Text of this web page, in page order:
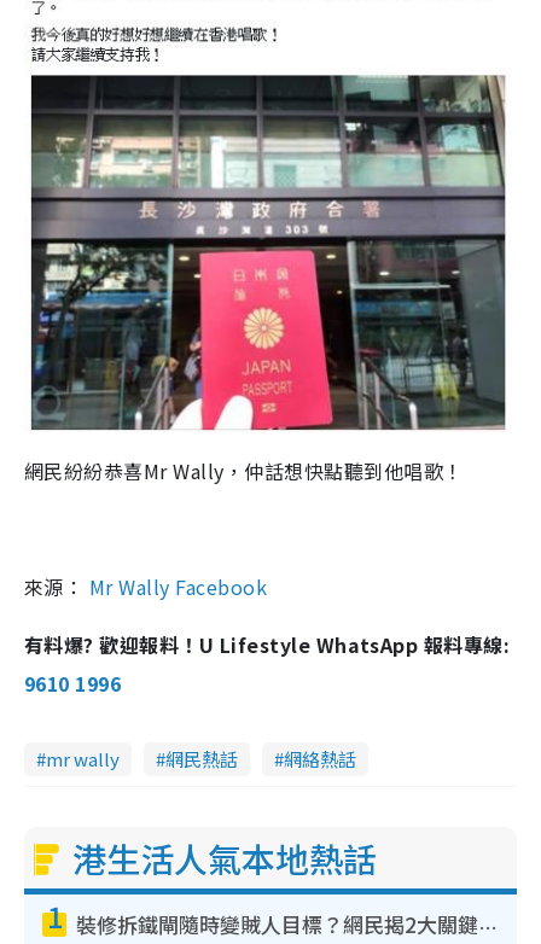
網民紛紛恭喜Mr Wally，仲話想快點聽到他唱歌！
來源： Mr Wally Facebook
有料爆? 歡迎報料！U Lifestyle WhatsApp 報料專線:
9610 1996
mr wally 網民熱話 網絡熱話
港生活人氣本地熱話
1 裝修拆鐵閘隨時變賊人目標？網民揭2大關鍵用途：裝新式等於白裝？附新舊鐵閘分別